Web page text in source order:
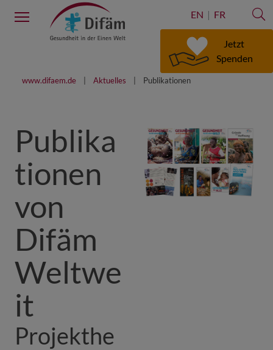
EN FR
Jetzt
Spenden
Menu
www.difaem.de Aktuelles Publikationen
Publika
tionen
von
Difäm
Weltwe
it
Projekthe